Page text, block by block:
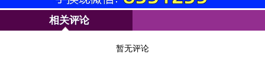
相关评论
暂无评论